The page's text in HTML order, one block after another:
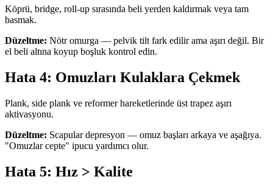
Köprü, bridge, roll-up sırasında beli yerden kaldırmak veya tam
basmak.
Düzeltme: Nötr omurga — pelvik tilt fark edilir ama aşırı değil. Bir
el beli altına koyup boşluk kontrol edin.
Hata 4: Omuzları Kulaklara Çekmek
Plank, side plank ve reformer hareketlerinde üst trapez aşırı
aktivasyonu.
Düzeltme: Scapular depresyon — omuz başları arkaya ve aşağıya.
"Omuzlar cepte" ipucu yardımcı olur.
Hata 5: Hız > Kalite